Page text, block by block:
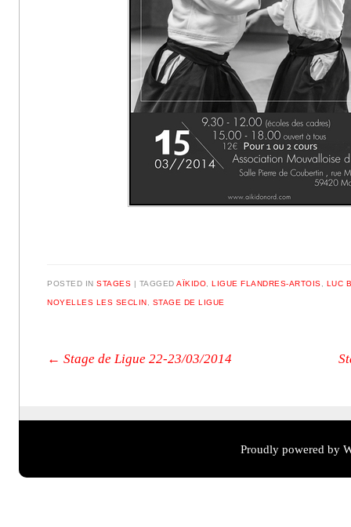
POSTED INSTAGES | TAGGEDAÏKIDO ,LIGUE FLANDRES-ARTOIS LUC
NOYELLES LES SECLIN STAGE DE LIGUE
Post navigation
← Stage de Ligue 22-23/03/2014
Proudly powered by